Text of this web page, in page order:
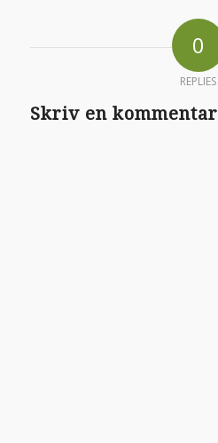
0
REPLIES
Skriv en kommentar